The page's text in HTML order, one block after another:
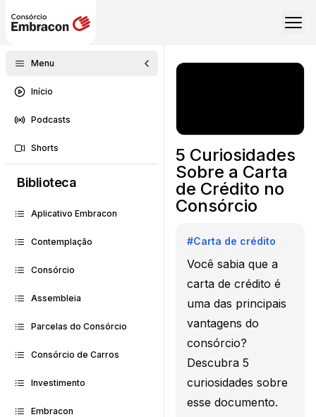
Menu
Início
Podcasts
Shorts
Biblioteca
Aplicativo Embracon
Contemplação
Consórcio
Assembleia
Parcelas do Consórcio
Consórcio de Carros
Investimento
Embracon
5 Curiosidades
Sobre a Carta
de Crédito no
Consórcio
#Carta de crédito
Você sabia que a
carta de crédito é
uma das principais
vantagens do
consórcio?
Descubra 5
curiosidades sobre
esse documento.